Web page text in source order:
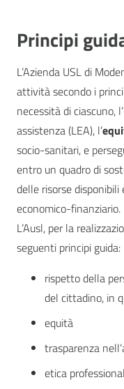
Principi
L’Azienda USL di
attività secondo i
necessità di ciascuno,
assistenza (LEA), l’
socio-sanitari, e
entro un quadro di
delle risorse
economico-finanziario.
L’Ausl, per la
seguenti principi guida:
rispetto della
del cittadino, in
equità
trasparenza
etica